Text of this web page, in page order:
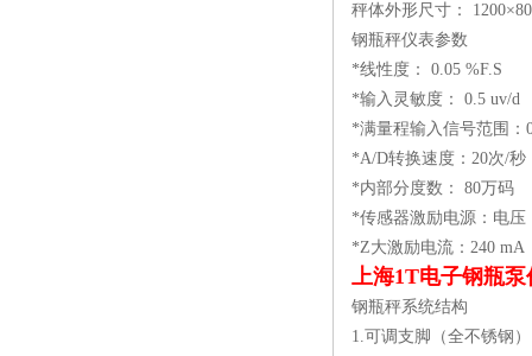
秤体外形尺寸：
钢瓶秤仪表参数
*线性度： 0.05 %F.S
*输入灵敏度： 0.5 uv/d
*满量程输入信号范围：
*A/D转换速度：20次/秒
*内部分度数： 80万码
*传感器激励电源：电
*Z大激励电流：240 mA
上海1T电子钢瓶
钢瓶秤系统结构
1.可调支脚（全不锈钢）